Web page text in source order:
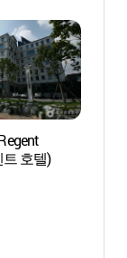
호텔)